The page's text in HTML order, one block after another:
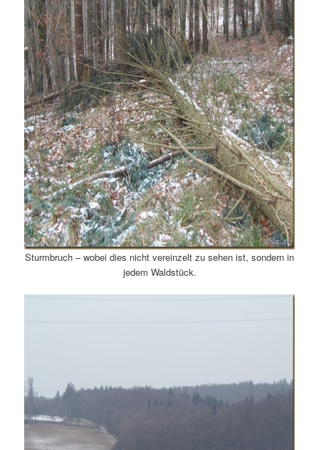
Sturmbruch – wobei dies nicht vereinzelt zu sehen ist, sondern in
jedem Waldstück.